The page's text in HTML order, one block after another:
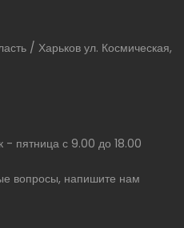
/ Харьков ул. Космическая,
- пятница с 9.00 до 18.00
вопросы, напишите нам